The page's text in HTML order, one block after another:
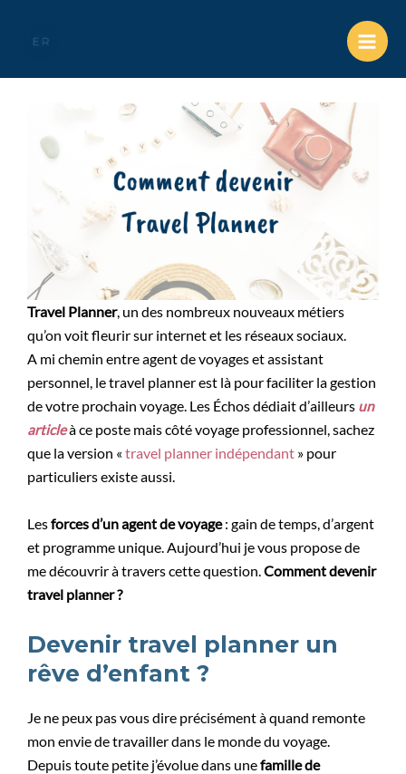
planner ?
Travel Planner, un des nombreux nouveaux métiers
qu’on voit fleurir sur internet et les réseaux sociaux.
A mi chemin entre agent de voyages et assistant
personnel, le travel planner est là pour faciliter la gestion
de votre prochain voyage. Les Échos dédiait d’ailleurs un
articleà ce poste mais côté voyage professionnel, sachez
que la version « travel planner indépendant » pour
particuliers existe aussi.
Lesforces d’un agent de voyage: gain de temps, d’argent
et programme unique. Aujourd’hui je vous propose de
me découvrir à travers cette question.Comment devenir
travel planner ?
Devenir travel planner un
rêve d’enfant ?
Je ne peux pas vous dire précisément à quand remonte
mon envie de travailler dans le monde du voyage.
Depuis toute petite j’évolue dans unefamille de